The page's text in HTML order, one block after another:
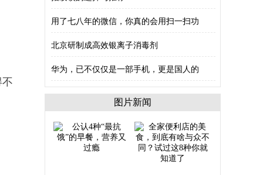
用了七八年的微信，你真的会用扫一扫功
北京研制成高效银离子消毒剂
华为，已不仅仅是一部手机，更是国人的
图片新闻